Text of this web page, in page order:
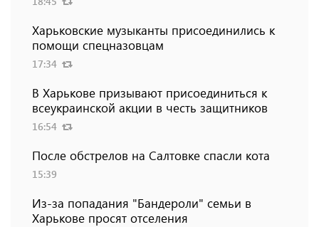
Харьковские музыканты присоединились к
помощи спецназовцам
17:34
В Харькове призывают присоединиться к
всеукраинской акции в честь защитников
16:54
После обстрелов на Салтовке спасли кота
15:39
Из-за попадания "Бандероли" семьи в
Харькове просят отселения